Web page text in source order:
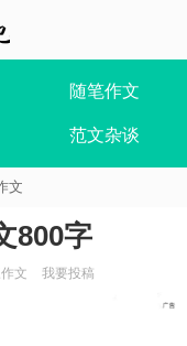
随笔作文
范文杂谈
文
800字
文 我要投稿